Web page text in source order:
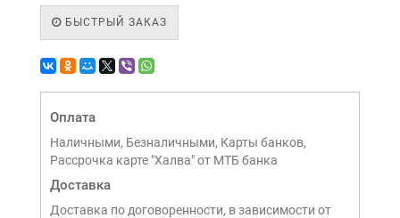
БЫСТРЫЙ ЗАКАЗ
Оплата
Наличными, Безналичными, Карты банков,
Рассрочка карте "Халва" от МТБ банка
Доставка
Доставка по договоренности, в зависимости от